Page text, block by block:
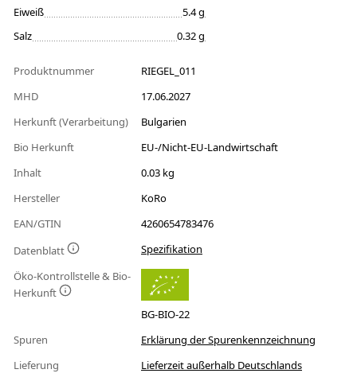
Eiweiß
5.4 g
Salz
0.32 g
Produktnummer
RIEGEL_011
MHD
17.06.2027
Herkunft (Verarbeitung)
Bulgarien
Bio Herkunft
EU-/Nicht-EU-Landwirtschaft
Inhalt
0.03 kg
Hersteller
KoRo
EAN/GTIN
4260654783476
Datenblatt
Spezifikation
Öko-Kontrollstelle & Bio-
Herkunft
BG-BIO-22
Spuren
Erklärung der Spurenkennzeichnung
Lieferung
Lieferzeit außerhalb Deutschlands